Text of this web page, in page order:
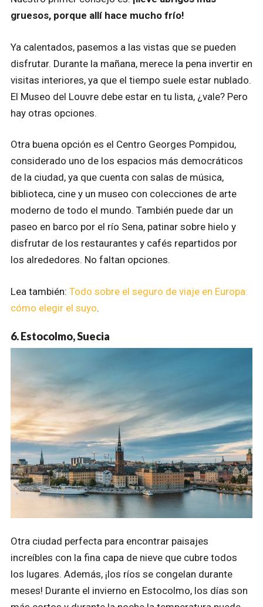
gruesos, porque allí hace mucho frío!
Ya calentados, pasemos a las vistas que se pueden
disfrutar. Durante la mañana, merece la pena invertir en
visitas interiores, ya que el tiempo suele estar nublado.
El Museo del Louvre debe estar en tu lista, ¿vale? Pero
hay otras opciones.
Otra buena opción es el Centro Georges Pompidou,
considerado uno de los espacios más democráticos
de la ciudad, ya que cuenta con salas de música,
biblioteca, cine y un museo con colecciones de arte
moderno de todo el mundo. También puede dar un
paseo en barco por el río Sena, patinar sobre hielo y
disfrutar de los restaurantes y cafés repartidos por
los alrededores. No faltan opciones.
Lea también: Todo sobre el seguro de viaje en Europa:
cómo elegir el suyo.
6. Estocolmo, Suecia
Otra ciudad perfecta para encontrar paisajes
increíbles con la fina capa de nieve que cubre todos
los lugares. Además, ¡los ríos se congelan durante
meses! Durante el invierno en Estocolmo, los días son